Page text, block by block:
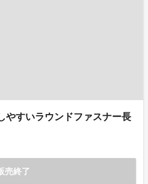
やすいラウンドファスナー長
売終了